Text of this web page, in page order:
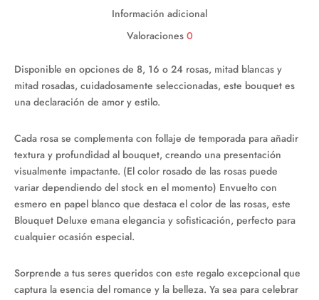
Información adicional
Valoraciones 0
Disponible en opciones de 8, 16 o 24 rosas, mitad blancas y
mitad rosadas, cuidadosamente seleccionadas, este bouquet es
una declaración de amor y estilo.
Cada rosa se complementa con follaje de temporada para añadir
textura y profundidad al bouquet, creando una presentación
visualmente impactante. (El color rosado de las rosas puede
variar dependiendo del stock en el momento) Envuelto con
esmero en papel blanco que destaca el color de las rosas, este
Blouquet Deluxe emana elegancia y sofisticación, perfecto para
cualquier ocasión especial.
Sorprende a tus seres queridos con este regalo excepcional que
captura la esencia del romance y la belleza. Ya sea para celebrar